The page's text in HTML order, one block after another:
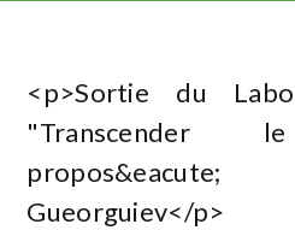
<p>Sortie du
"Transcender
Gueorguiev</p>